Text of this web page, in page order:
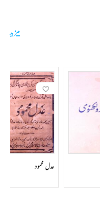
کی اور اپنے کلام پر اصلاح لینے لگے۔
اصلاح زبان کا یہ شوق ان کو اپنے استاد
چراغ کو انہوں نے اپنے نہایت لائق
خیال اس کی روشنی سے منور ہوگئی۔
میرؔ کا یہ شعر لکھ بھیجا:
آرزوؔ کے ذہن پر اس فرمائش نے مہمیز کا
نے اپنا قدم رکھا تو لکھنؤ میں دھوم مچا دی۔
ہی سے موجود تھا، اب یہ نکھر کر سامنے
مجبوریوں اور شدت جذبات کا بھر پور احساس
مزید
عدل محمود